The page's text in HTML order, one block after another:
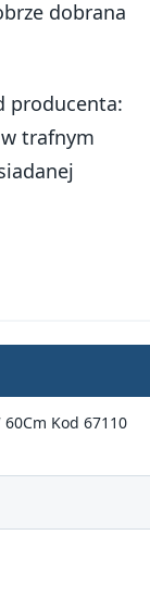
dobrana
producenta:
trafnym
Kod 67110